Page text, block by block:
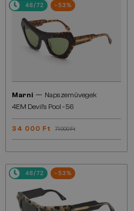
48/72 -53%
Marni — Napszemüvegek
4EM Devil's Pool - 56
34 000 Ft 71 000 Ft
48/72 -53%